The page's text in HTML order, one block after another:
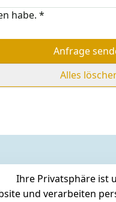
habe. *
Alles
Anfrage
Ihre Privatsphäre ist
und verarbeiten